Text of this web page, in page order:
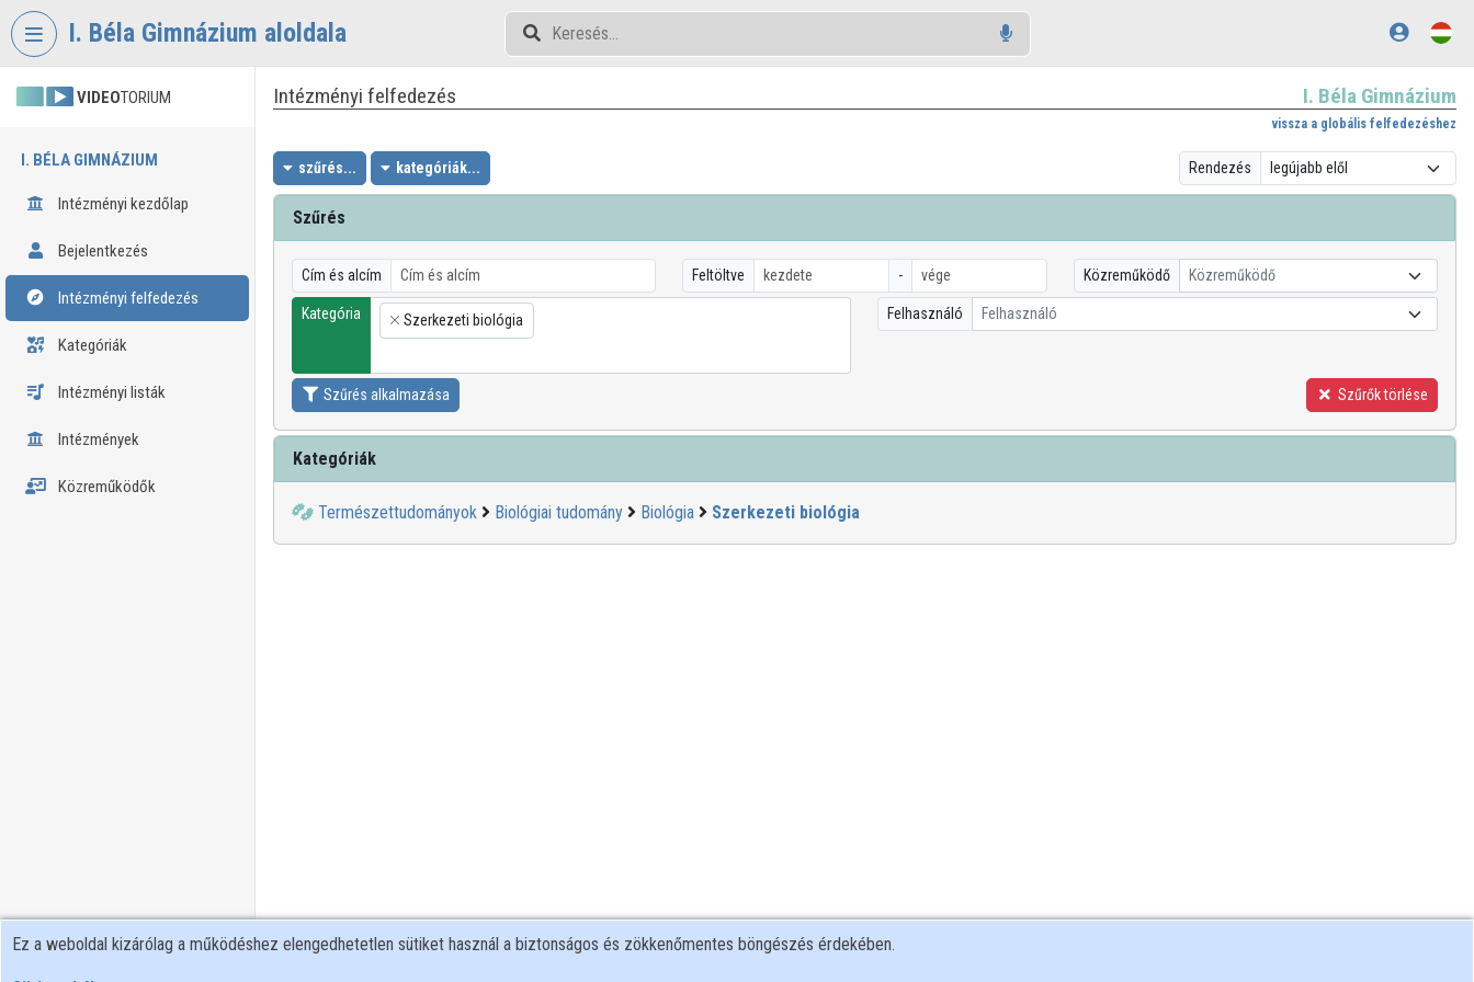
Fejléc kihagyása
I. Béla Gimnázium aloldala
VIDEOTORIUM
I. BÉLA GIMNÁZIUM
Intézményi kezdőlap
Bejelentkezés
Intézményi felfedezés
Kategóriák
Intézményi listák
Intézmények
Közreműködők
Intézményi felfedezés I. Béla Gimnázium
vissza a globális felfedezéshez
szűrés... kategóriák... Rendezés
Szűrés
Cím és alcím Feltöltve - Közreműködő Közreműködő
Kategória
×
Szerkezeti biológia Felhasználó Felhasználó
Szűrés alkalmazása Szűrők törlése
Kategóriák
Természettudományok Biológiai tudomány Biológia Szerkezeti biológia
Ez a weboldal kizárólag a működéshez elengedhetetlen sütiket használ a biztonságos és zökkenőmentes böngészés érdekében.